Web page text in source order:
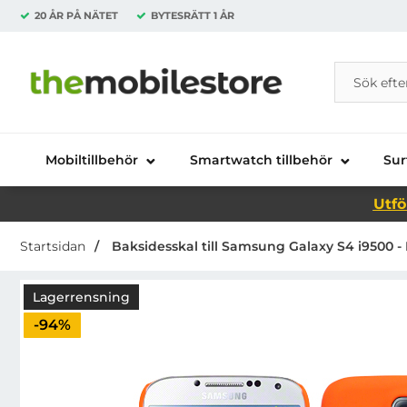
20 ÅR PÅ NÄTET BYTESRÄTT 1 ÅR
Startsidan för Danira Telecom AB
Sök
Sök på
Mobiltillbehör Smartwatch tillbehör
Startsidan Baksidesskal till Samsung Galaxy S4 i9500 -
Lagerrensning
Priset är nedsatt med
-94%